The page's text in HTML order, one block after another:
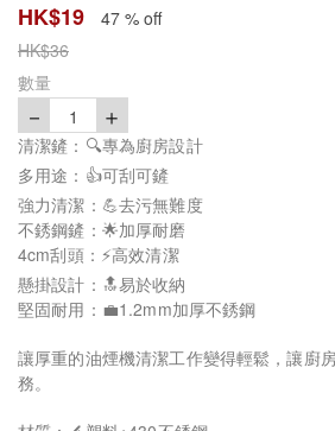
HK$19 47 % off
HK$36
數量
－ 1 ＋
清潔鏟：🔍專為廚房設計
多用途：👍可刮可鏟
強力清潔：💪去污無難度
不銹鋼鏟：🌟加厚耐磨
4cm刮頭：⚡高效清潔
懸掛設計：🔝易於收納
堅固耐用：💼1.2mm加厚不銹鋼
讓厚重的油煙機清潔工作變得輕鬆，讓廚
務。